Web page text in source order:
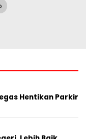
Hentikan Parkir